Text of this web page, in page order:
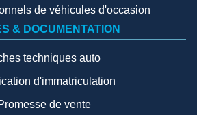
de véhicules d'occasion
& DOCUMENTATION
techniques auto
d'immatriculation
de vente